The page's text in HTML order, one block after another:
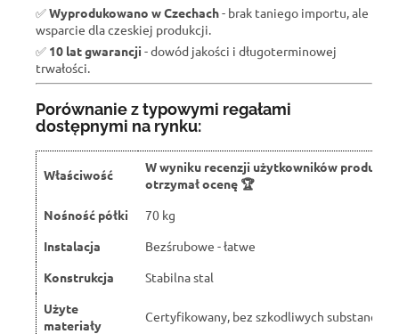
✅Wyprodukowano w Czechach- brak taniego importu, ale
wsparcie dla czeskiej produkcji.
✅ 10 lat gwarancji - dowód jakości i długoterminowej
trwałości.
Porównanie z typowymi regałami
dostępnymi na rynku:
Właściwość
W wyniku recenzji użytkowników produkt
otrzymał ocenę 🏆
Nośność półki
70 kg
Instalacja
Bezśrubowe - łatwe
Konstrukcja
Stabilna stal
Użyte
materiały
Certyfikowany, bez szkodliwych substancji